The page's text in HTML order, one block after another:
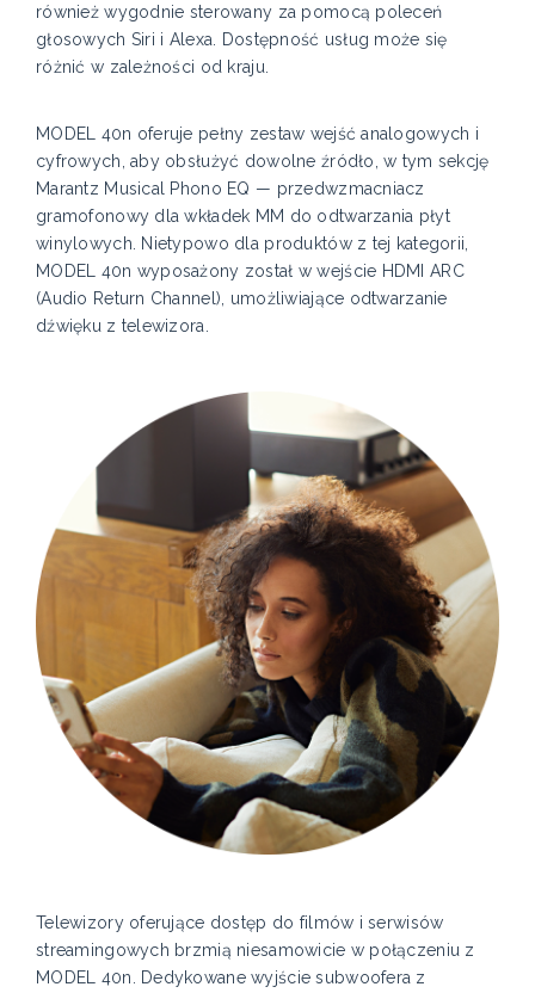
również wygodnie sterowany za pomocą poleceń
głosowych Siri i Alexa. Dostępność usług może się
różnić w zależności od kraju.
MODEL 40n oferuje pełny zestaw wejść analogowych i
cyfrowych, aby obsłużyć dowolne źródło, w tym sekcję
Marantz Musical Phono EQ — przedwzmacniacz
gramofonowy dla wkładek MM do odtwarzania płyt
winylowych. Nietypowo dla produktów z tej kategorii,
MODEL 40n wyposażony został w wejście HDMI ARC
(Audio Return Channel), umożliwiające odtwarzanie
dźwięku z telewizora.
Telewizory oferujące dostęp do filmów i serwisów
streamingowych brzmią niesamowicie w połączeniu z
MODEL 40n. Dedykowane wyjście subwoofera z